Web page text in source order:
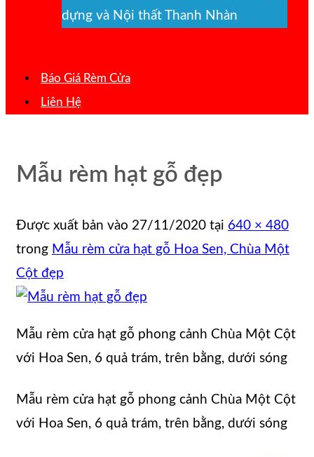
dựng và Nội thất Thanh Nhàn
Báo Giá Rèm Cửa
Liên Hệ
Mẫu rèm hạt gỗ đẹp
Được xuất bản vào 27/11/2020 tại 640 × 480
trong Mẫu rèm cửa hạt gỗ Hoa Sen, Chùa Một
Cột đẹp
Mẫu rèm cửa hạt gỗ phong cảnh Chùa Một Cột
với Hoa Sen, 6 quả trám, trên bằng, dưới sóng
Mẫu rèm cửa hạt gỗ phong cảnh Chùa Một Cột
với Hoa Sen, 6 quả trám, trên bằng, dưới sóng